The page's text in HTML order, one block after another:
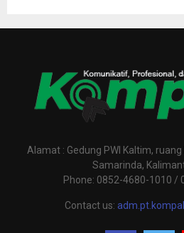
Alamat : Gedung PWI Kaltim,
Samarinda,
Phone: 0852-4680-1010 /
Contact us: